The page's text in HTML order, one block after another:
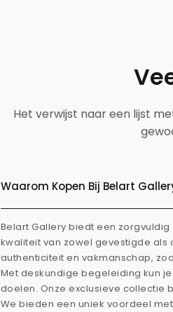
Het verwijst naar een lijst
Waarom Kopen Bij Belart
Belart Gallery biedt een
kwaliteit van zowel gevestigde als
authenticiteit en vakmanschap,
Met deskundige begeleiding kun
doelen. Onze exclusieve collectie
We bieden een uniek voordeel